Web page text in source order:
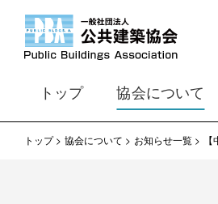
トップ 協会について
トップ 協会について お知らせ一覧